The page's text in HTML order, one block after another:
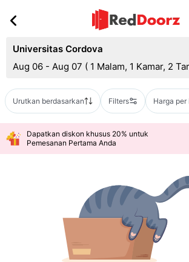
Universitas Cordova
Aug 06 - Aug 07 ( 1 Malam, 1 Kamar, 2
Urutkan berdasarkan Filters Harga per
Dapatkan diskon khusus 20% untuk
Pemesanan Pertama Anda